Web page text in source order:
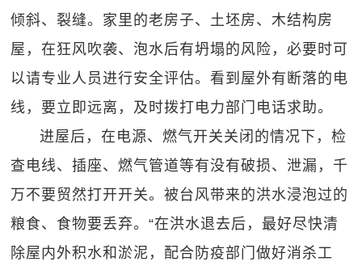
倾斜、裂缝。家里的老房子、土坯房、木结构房
屋，在狂风吹袭、泡水后有坍塌的风险，必要时可
以请专业人员进行安全评估。看到屋外有断落的电
线，要立即远离，及时拨打电力部门电话求助。
进屋后，在电源、燃气开关关闭的情况下，检
查电线、插座、燃气管道等有没有破损、泄漏，千
万不要贸然打开开关。被台风带来的洪水浸泡过的
粮食、食物要丢弃。“在洪水退去后，最好尽快清
除屋内外积水和淤泥，配合防疫部门做好消杀工